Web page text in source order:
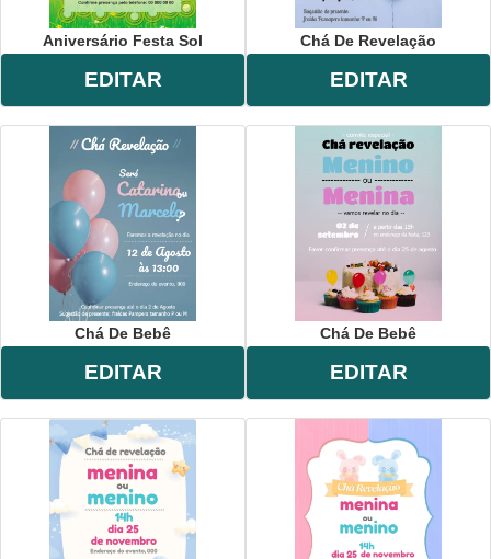
Aniversário Festa Sol
EDITAR
Chá De Revelação
EDITAR
Chá De Bebê
EDITAR
Chá De Bebê
EDITAR